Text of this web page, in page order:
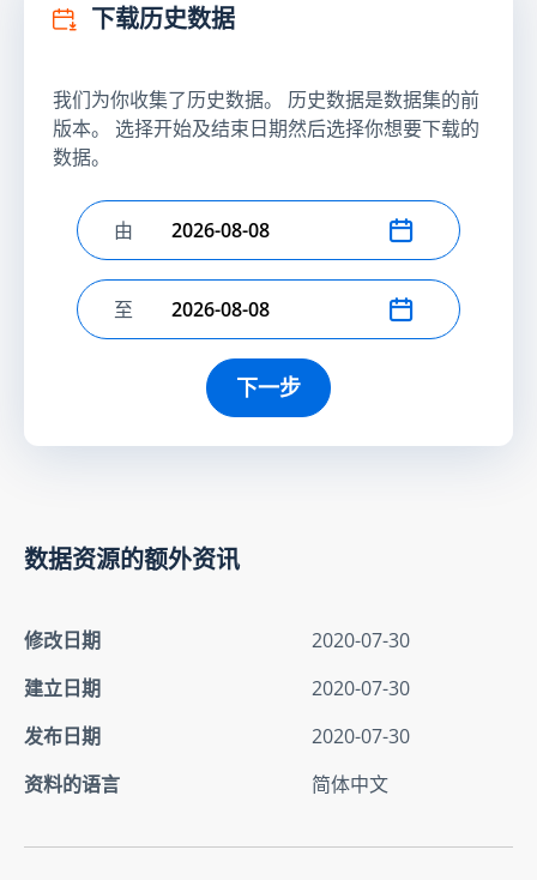
下载历史数据
我们为你收集了历史数据。 历史数据是数据集的前
版本。 选择开始及结束日期然后选择你想要下载的
数据。
选择开始日期
由
选择结束日期
至
下一步
数据资源的额外资讯
修改日期
2020-07-30
建立日期
2020-07-30
发布日期
2020-07-30
资料的语言
简体中文